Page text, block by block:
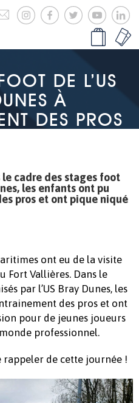
DE L’US
À
DES PROS
cadre des stages foot
les enfants ont pu
pros et ont pique niqué
ont eu de la visite
Fort Vallières. Dans le
par l’US Bray Dunes, les
des pros et ont
pour de jeunes joueurs
professionnel.
rappeler de cette journée !